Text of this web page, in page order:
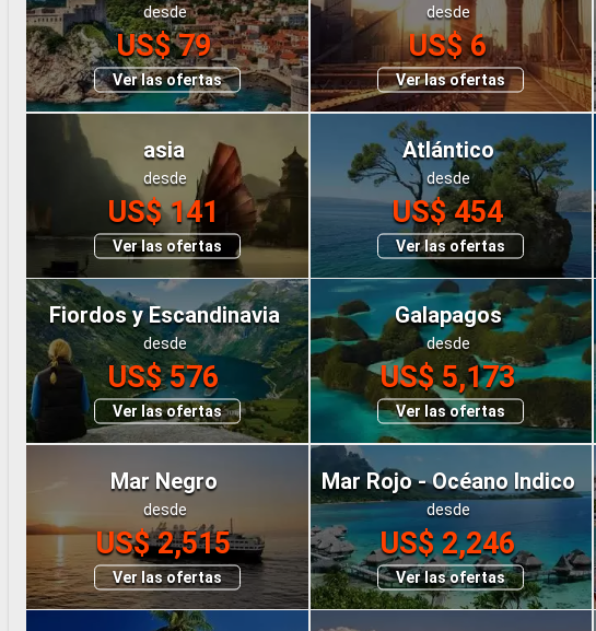
desde
US$ 79
Ver las ofertas
desde
US$ 6
Ver las ofertas
asia
desde
US$ 141
Ver las ofertas
Atlántico
desde
US$ 454
Ver las ofertas
Fiordos y Escandinavia
desde
US$ 576
Ver las ofertas
Galapagos
desde
US$ 5,173
Ver las ofertas
Mar Negro
desde
US$ 2,515
Ver las ofertas
Mar Rojo - Océano Indico
desde
US$ 2,246
Ver las ofertas